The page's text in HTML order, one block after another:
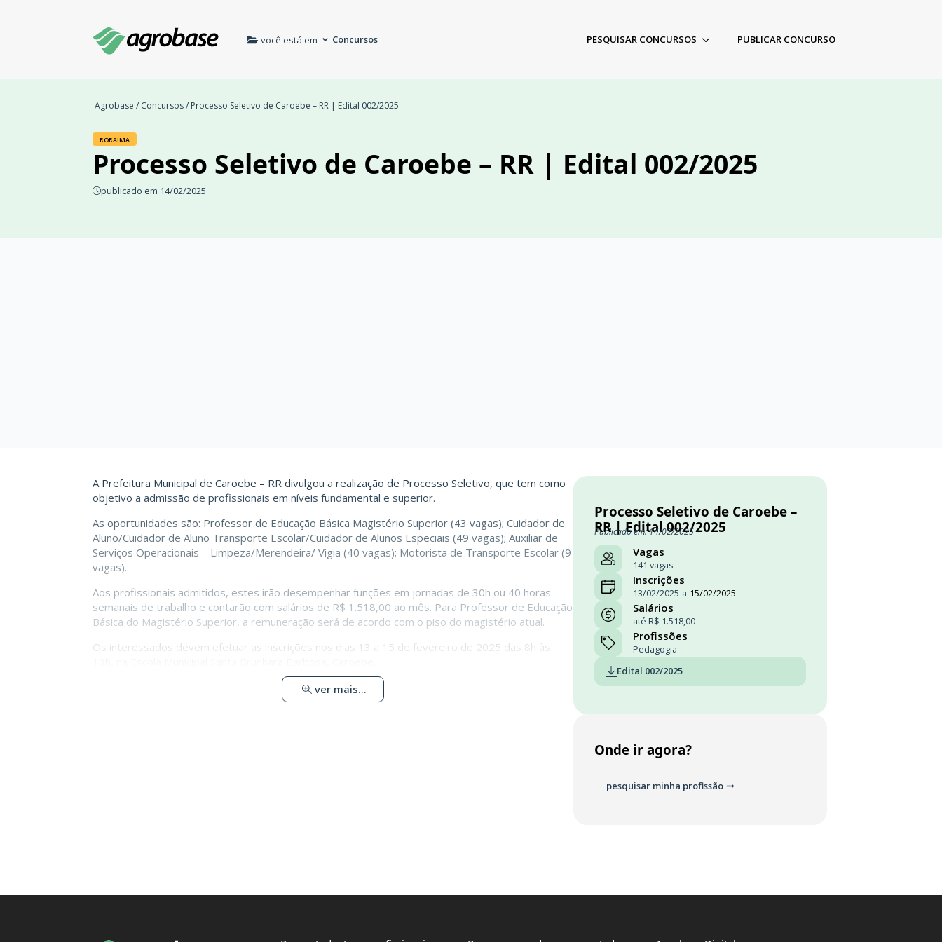
você está em Concursos PESQUISAR CONCURSOS PUBLICAR CONCURSO
Agrobase / Concursos/ Processo Seletivo de Caroebe – RR | Edital 002/2025
RORAIMA
Processo Seletivo de Caroebe – RR | Edital 002/2025
publicado em 14/02/2025
A Prefeitura Municipal de Caroebe – RR divulgou a realização de Processo Seletivo, que tem como
objetivo a admissão de profissionais em níveis fundamental e superior.
As oportunidades são: Professor de Educação Básica Magistério Superior (43 vagas); Cuidador de
Aluno/Cuidador de Aluno Transporte Escolar/Cuidador de Alunos Especiais (49 vagas); Auxiliar de
Serviços Operacionais – Limpeza/Merendeira/ Vigia (40 vagas); Motorista de Transporte Escolar (9
vagas).
Aos profissionais admitidos, estes irão desempenhar funções em jornadas de 30h ou 40 horas
semanais de trabalho e contarão com salários de R$ 1.518,00 ao mês. Para Professor de Educação
Básica do Magistério Superior, a remuneração será de acordo com o piso do magistério atual.
Os interessados devem efetuar as inscrições nos dias 13 a 15 de fevereiro de 2025 das 8h às
ver mais...
Processo Seletivo de Caroebe –
RR | Edital 002/2025
Publicado em: 14/02/2025
Vagas
141 vagas
Inscrições
13/02/2025 a 15/02/2025
Salários
até R$ 1.518,00
Profissões
Pedagogia
Edital 002/2025
Onde ir agora?
pesquisar minha profissão